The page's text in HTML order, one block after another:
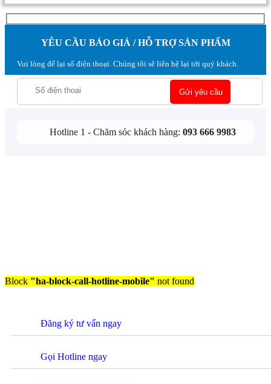
YÊU CẦU BÁO GIÁ / HỖ TRỢ SẢN PHẨM
Vui lòng để lại số điện thoại. Chúng tôi sẽ liên hệ lại tới quý khách.
Hotline 1 - Chăm sóc khách hàng: 093 666 9983
Block "ha-block-call-hotline-mobile" not found
Đăng ký tư vấn ngay
Gọi Hotline ngay